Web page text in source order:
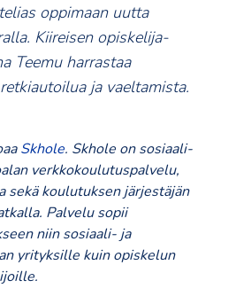
oppimaan uutta
Kiireisen opiskelija-
Teemu harrastaa
ja vaeltamista.
Skhole. Skhole on sosiaali-
verkkokoulutuspalvelu,
sekä koulutuksen järjestäjän
Palvelu sopii
niin sosiaali- ja
yrityksille kuin opiskelun